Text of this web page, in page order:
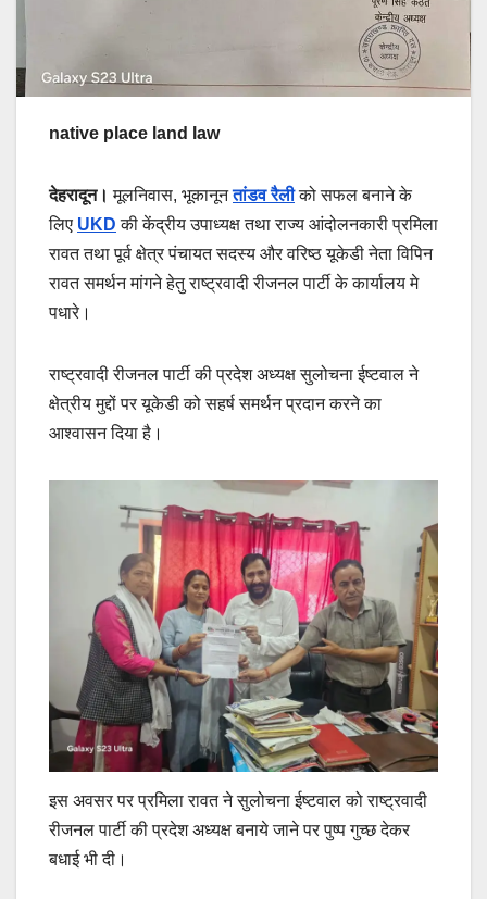
native place land law
देहरादून। मूलनिवास, भूकानून तांडव रैली को सफल बनाने के
लिए UKD की केंद्रीय उपाध्यक्ष तथा राज्य आंदोलनकारी प्रमिला
रावत तथा पूर्व क्षेत्र पंचायत सदस्य और वरिष्ठ यूकेडी नेता विपिन
रावत समर्थन मांगने हेतु राष्ट्रवादी रीजनल पार्टी के कार्यालय मे
पधारे।
राष्ट्रवादी रीजनल पार्टी की प्रदेश अध्यक्ष सुलोचना ईष्टवाल ने
क्षेत्रीय मुद्दों पर यूकेडी को सहर्ष समर्थन प्रदान करने का
आश्वासन दिया है।
इस अवसर पर प्रमिला रावत ने सुलोचना ईष्टवाल को राष्ट्रवादी
रीजनल पार्टी की प्रदेश अध्यक्ष बनाये जाने पर पुष्प गुच्छ देकर
बधाई भी दी।